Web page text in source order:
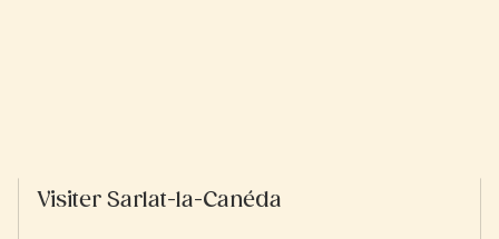
Visiter Sarlat-la-Canéda